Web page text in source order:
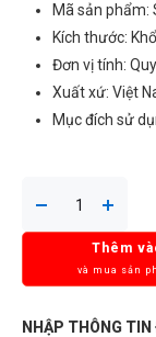
Mã sản phẩm:
Kích thước:
Đơn vị tính:
Xuất xứ: Việt
Mục đích sử
Thêm
và mua sản
NHẬP THÔNG TIN